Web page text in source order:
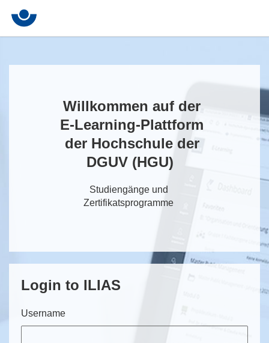
Willkommen auf der
E-Learning-Plattform
der Hochschule der
DGUV (HGU)
Studiengänge und
Zertifikatsprogramme
Login to ILIAS
Username